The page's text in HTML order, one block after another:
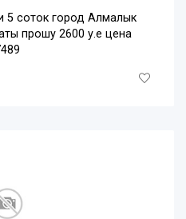
5 соток город Алмалык
прошу 2600 у.е цена